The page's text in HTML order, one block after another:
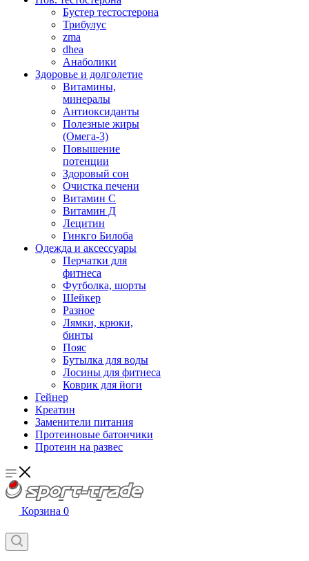
Бустер тестостерона
Трибулус
zma
dhea
Анаболики
Здоровье и долголетие
Витамины,
минералы
Антиоксиданты
Полезные жиры
(Омега-3)
Повышение
потенции
Здоровый сон
Очистка печени
Витамин С
Витамин Д
Лецитин
Гинкго Билоба
Одежда и аксессуары
Перчатки для
фитнеса
Футболка, шорты
Шейкер
Разное
Лямки, крюки,
бинты
Пояс
Бутылка для воды
Лосины для фитнеса
Коврик для йоги
Гейнер
Креатин
Заменители питания
Протеиновые батончики
Протеин на развес
Корзина 0